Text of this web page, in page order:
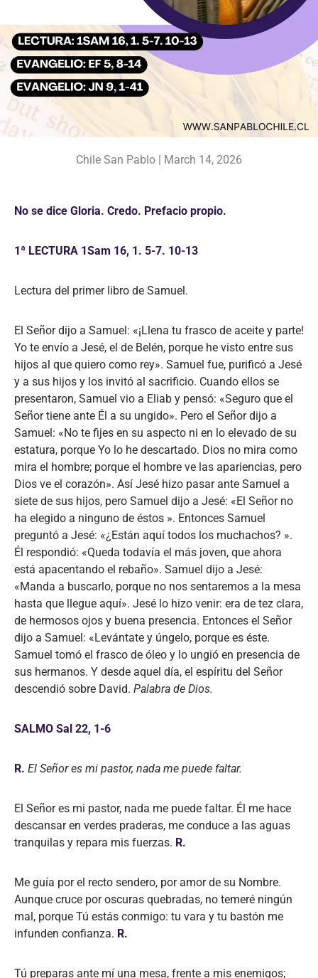
Chile San Pablo | March 14, 2026
No se dice Gloria. Credo. Prefacio propio.
1ª LECTURA 1Sam 16, 1. 5-7. 10-13
Lectura del primer libro de Samuel.
El Señor dijo a Samuel: «¡Llena tu frasco de aceite y parte!
Yo te envío a Jesé, el de Belén, porque he visto entre sus
hijos al que quiero como rey». Samuel fue, purificó a Jesé
y a sus hijos y los invitó al sacrificio. Cuando ellos se
presentaron, Samuel vio a Eliab y pensó: «Seguro que el
Señor tiene ante Él a su ungido». Pero el Señor dijo a
Samuel: «No te fijes en su aspecto ni en lo elevado de su
estatura, porque Yo lo he descartado. Dios no mira como
mira el hombre; porque el hombre ve las apariencias, pero
Dios ve el corazón». Así Jesé hizo pasar ante Samuel a
siete de sus hijos, pero Samuel dijo a Jesé: «El Señor no
ha elegido a ninguno de éstos ». Entonces Samuel
preguntó a Jesé: «¿Están aquí todos los muchachos? ».
Él respondió: «Queda todavía el más joven, que ahora
está apacentando el rebaño». Samuel dijo a Jesé:
«Manda a buscarlo, porque no nos sentaremos a la mesa
hasta que llegue aquí». Jesé lo hizo venir: era de tez clara,
de hermosos ojos y buena presencia. Entonces el Señor
dijo a Samuel: «Levántate y úngelo, porque es éste.
Samuel tomó el frasco de óleo y lo ungió en presencia de
sus hermanos. Y desde aquel día, el espíritu del Señor
descendió sobre David. Palabra de Dios.
SALMO Sal 22, 1-6
R. El Señor es mi pastor, nada me puede faltar.
El Señor es mi pastor, nada me puede faltar. Él me hace
descansar en verdes praderas, me conduce a las aguas
tranquilas y repara mis fuerzas. R.
Me guía por el recto sendero, por amor de su Nombre.
Aunque cruce por oscuras quebradas, no temeré ningún
mal, porque Tú estás conmigo: tu vara y tu bastón me
infunden confianza. R.
Tú preparas ante mí una mesa, frente a mis enemigos;